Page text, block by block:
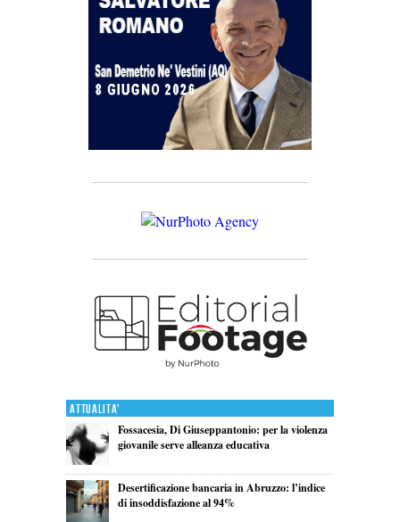
Attualita'
Fossacesia, Di Giuseppantonio: per la violenza
giovanile serve alleanza educativa
Desertificazione bancaria in Abruzzo: l’indice
di insoddisfazione al 94%